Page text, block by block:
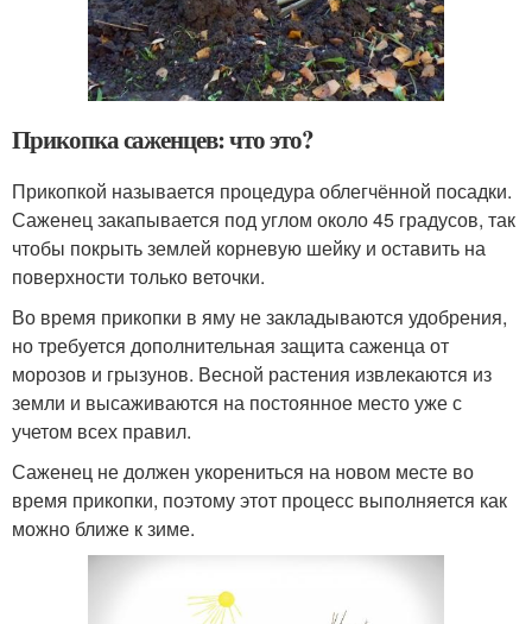
Прикопка саженцев: что это?
Прикопкой называется процедура облегчённой посадки.
Саженец закапывается под углом около 45 градусов, так
чтобы покрыть землей корневую шейку и оставить на
поверхности только веточки.
Во время прикопки в яму не закладываются удобрения,
но требуется дополнительная защита саженца от
морозов и грызунов. Весной растения извлекаются из
земли и высаживаются на постоянное место уже с
учетом всех правил.
Саженец не должен укорениться на новом месте во
время прикопки, поэтому этот процесс выполняется как
можно ближе к зиме.